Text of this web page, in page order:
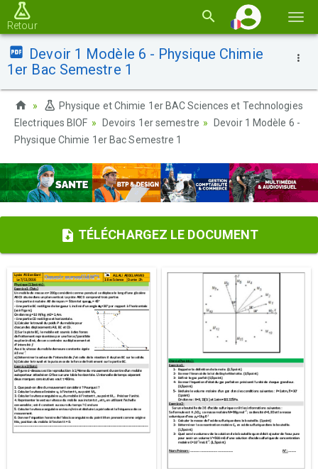
la
Retour
Devoir 1 Modèle 6 - Physique Chimie
1er Bac Semestre 1
Physique et Chimie 1er BAC Sciences et Technologies
Electriques BIOF
Devoirs 1er semestre
Devoir 1 Modèle 6 -
Physique Chimie 1er Bac Semestre 1
TÉLÉCHARGEZ LE DOCUMENT